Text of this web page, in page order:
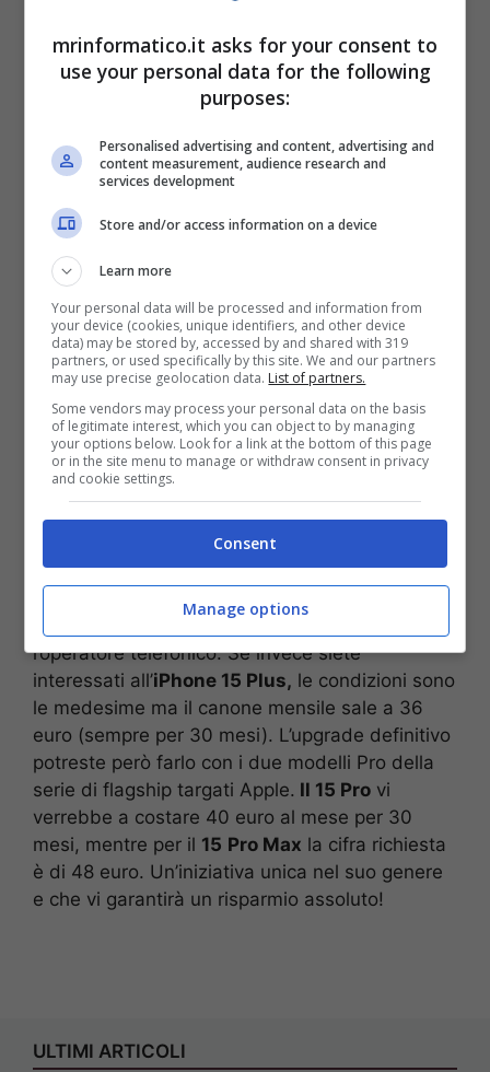
TIM – mrinformatico.it
Tutto quello che dovete fare è accedere al sito
online o recarvi in un negozio fisico per
procedere con l’attivazione. Il modello standard
richiedeun costo mensile di 31 euro,con 30
rate atasso zero e anticipo zeropensate sia
per i già clienti che per coloro che non hanno un
piano tariffario attivo. E se avete un vecchio
iPhone usato da rottamare, con TIM Rivaluta
Smartphonepotete darlo in permuta e ottenere
uno sconto sul finanziamento.
L’unico requisito base è quello di dover attivare
e mantenerla per almeno 24
l’operatore telefonico. Se invece siete
interessati all’iPhone 15 Plus, le condizioni sono
le medesime ma il canone mensile sale a 36
euro (sempre per 30 mesi). L’upgrade definitivo
potreste però farlo con i due modelli Pro della
serie di flagship targati Apple. Il 15 Pro vi
verrebbe a costare 40 euro al mese per 30
mesi, mentre per il 15 Pro Max la cifra richiesta
è di 48 euro. Un’iniziativa unica nel suo genere
e che vi garantirà un risparmio assoluto!
ULTIMI ARTICOLI
mrinformatico.it asks for your consent to
use your personal data for the following
purposes:
Personalised advertising and content, advertising and
content measurement, audience research and
services development
Store and/or access information on a device
Learn more
Your personal data will be processed and information from
your device (cookies, unique identifiers, and other device
data) may be stored by, accessed by and shared with 319
partners, or used specifically by this site. We and our partners
may use precise geolocation data. List of partners.
Some vendors may process your personal data on the basis
of legitimate interest, which you can object to by managing
your options below. Look for a link at the bottom of this page
or in the site menu to manage or withdraw consent in privacy
and cookie settings.
Consent
Manage options